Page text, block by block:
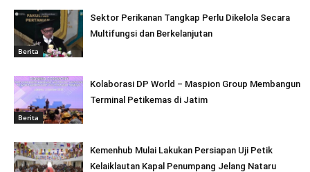
Berita
Sektor Perikanan Tangkap Perlu Dikelola Secara
Multifungsi dan Berkelanjutan
Berita
Kolaborasi DP World – Maspion Group Membangun
Terminal Petikemas di Jatim
Kemenhub Mulai Lakukan Persiapan Uji Petik
Kelaiklautan Kapal Penumpang Jelang Nataru